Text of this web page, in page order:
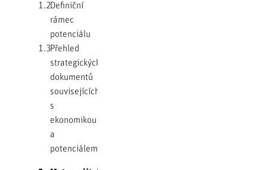
1.2Definiční
rámec
potenciálu
1.3Přehled
strategických
dokumentů
souvisejících
s
ekonomikou
a
potenciálem